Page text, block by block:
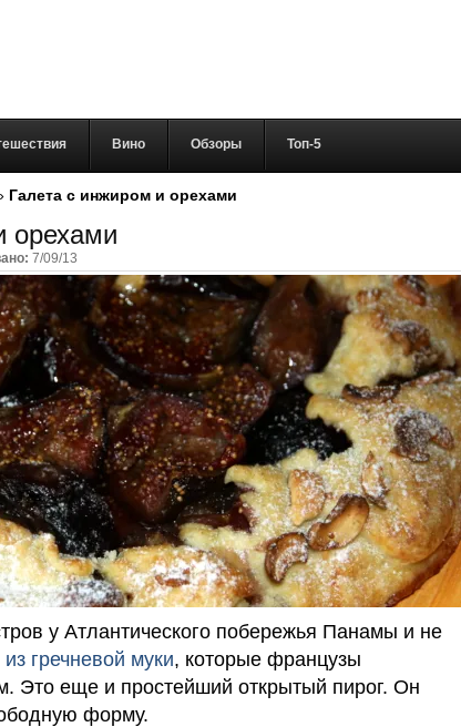
Вино Обзоры Топ-5
Галета с инжиром и орехами
орехами
7/09/13
у Атлантического побережья Панамы и не
гречневой муки, которые французы
Это еще и простейший открытый пирог. Он
форму.